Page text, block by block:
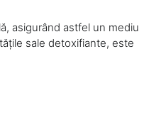
asigurând astfel un mediu
sale detoxifiante, este